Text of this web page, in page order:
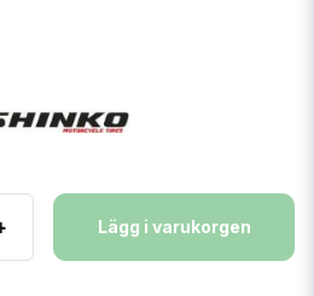
Lägg i varukorgen